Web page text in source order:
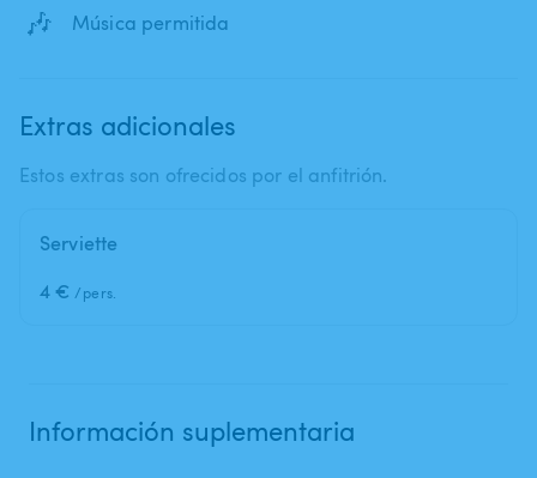
🎶 Música permitida
Extras adicionales
Estos extras son ofrecidos por el anfitrión.
Serviette
4 € /pers.
Información suplementaria